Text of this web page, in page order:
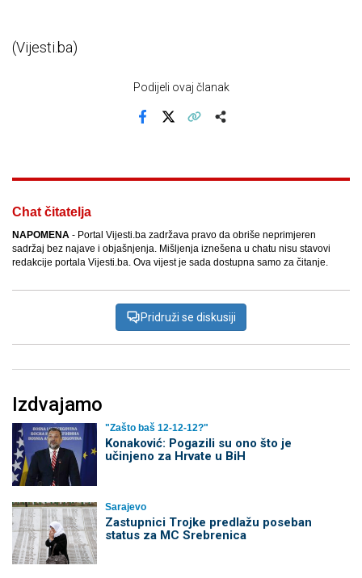
(Vijesti.ba)
Podijeli ovaj članak
Chat čitatelja
NAPOMENA - Portal Vijesti.ba zadržava pravo da obriše neprimjeren
sadržaj bez najave i objašnjenja. Mišljenja iznešena u chatu nisu stavovi
redakcije portala Vijesti.ba. Ova vijest je sada dostupna samo za čitanje.
Pridruži se diskusiji
Izdvajamo
"Zašto baš 12-12-12?"
Konaković: Pogazili su ono što je
učinjeno za Hrvate u BiH
Sarajevo
Zastupnici Trojke predlažu poseban
status za MC Srebrenica